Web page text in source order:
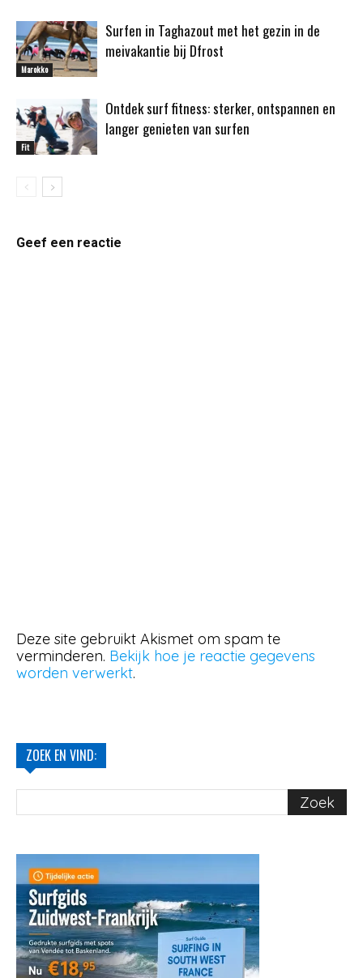
Marokko
Surfen in Taghazout met het gezin in de
meivakantie bij Dfrost
Fit
Ontdek surf fitness: sterker, ontspannen en
langer genieten van surfen
Geef een reactie
Deze site gebruikt Akismet om spam te
verminderen. Bekijk hoe je reactie gegevens
worden verwerkt.
ZOEK EN VIND: